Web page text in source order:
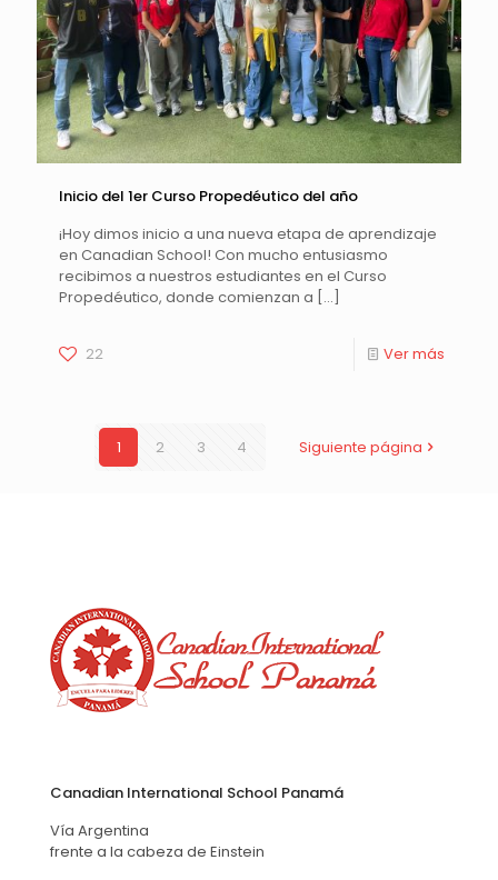
Inicio del 1er Curso Propedéutico del año
¡Hoy dimos inicio a una nueva etapa de aprendizaje
en Canadian School! Con mucho entusiasmo
recibimos a nuestros estudiantes en el Curso
Propedéutico, donde comienzan a […]
22 Ver más
1 2 3 4 Siguiente página
Canadian International School Panamá
Vía Argentina
frente a la cabeza de Einstein